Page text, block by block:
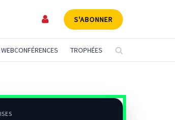
S'ABONNER
WEBCONFÉRENCES TROPHÉES